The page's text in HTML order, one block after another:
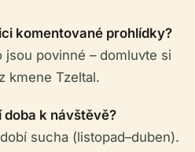
komentované prohlídky?
povinné – domluvte si
kmene Tzeltal.
doba k návštěvě?
sucha (listopad–duben).